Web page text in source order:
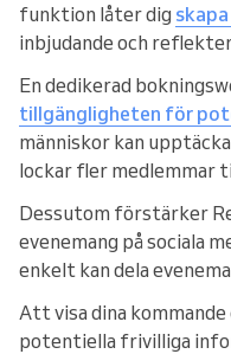
funktion låter dig
inbjudande och
En dedikerad
tillgängligheten för
människor kan
lockar fler medlemmar
Dessutom förstärker
evenemang på sociala
enkelt kan dela
Att visa dina
potentiella frivilliga